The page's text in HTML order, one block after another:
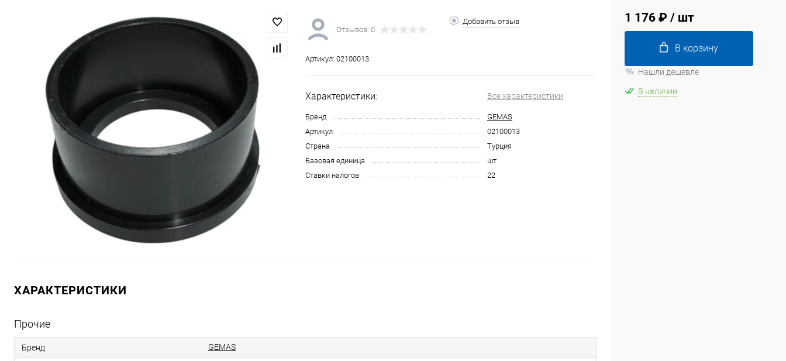
Отзывов: 0
Добавить отзыв
Артикул: 02100013
Характеристики: Все характеристики
Бренд
GEMAS
Артикул
02100013
Страна
Турция
Базовая единица
шт
Ставки налогов
22
ХАРАКТЕРИСТИКИ
Прочие
Бренд GEMAS
1 176 ₽ / шт
В корзину
Нашли дешевле
В наличии